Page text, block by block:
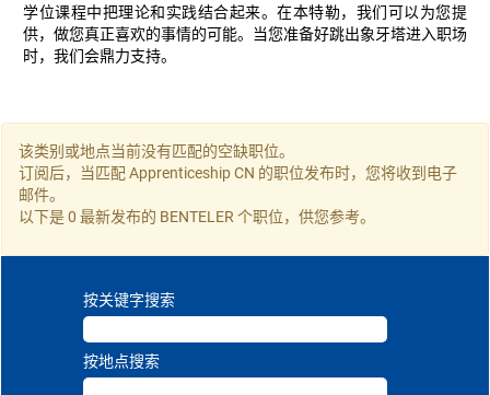
学位课程中把理论和实践结合起来。在本特勒，我们可以为您提
供，做您真正喜欢的事情的可能。当您准备好跳出象牙塔进入职场
时，我们会鼎力支持。
该类别或地点当前没有匹配的空缺职位。
订阅后，当匹配 Apprenticeship CN 的职位发布时，您将收到电子
邮件。
以下是 0 最新发布的 BENTELER 个职位，供您参考。
按关键字搜索
按地点搜索